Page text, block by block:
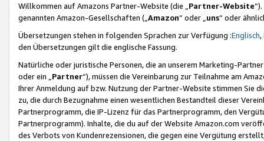
Willkommen auf Amazons Partner-Website (die „Partner-Website
genannten Amazon-Gesellschaften („Amazon“ oder „uns“ oder
Übersetzungen stehen in folgenden Sprachen zur Verfügung :Englisch,
den Übersetzungen gilt die englische Fassung.
Natürliche oder juristische Personen, die an unserem Marketing-
oder ein „Partner“), müssen die Vereinbarung zur Teilnahme am
Ihrer Anmeldung auf bzw. Nutzung der Partner-Website stimmen Sie
zu, die durch Bezugnahme einen wesentlichen Bestandteil dieser
Partnerprogramm, die IP-Lizenz für das Partnerprogramm, den
Partnerprogramm). Inhalte, die du auf der Website Amazon.com
des Verbots von Kundenrezensionen, die gegen eine Vergütung